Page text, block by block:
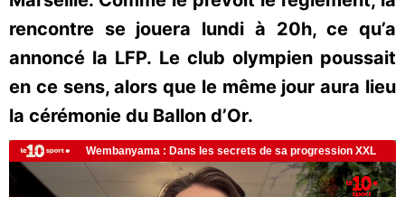
rencontre se jouera lundi à 20h, ce qu’a
annoncé la LFP. Le club olympien poussait
en ce sens, alors que le même jour aura lieu
la cérémonie du Ballon d’Or.